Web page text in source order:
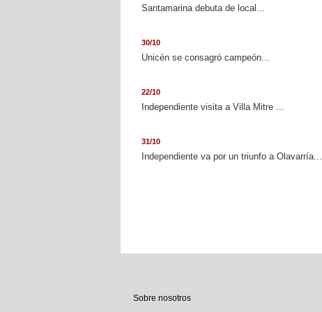
Santamarina debuta de local...
30/10
Unicén se consagró campeón...
22/10
Independiente visita a Villa Mitre ...
31/10
Independiente va por un triunfo a Olavarría...
Sobre nosotros